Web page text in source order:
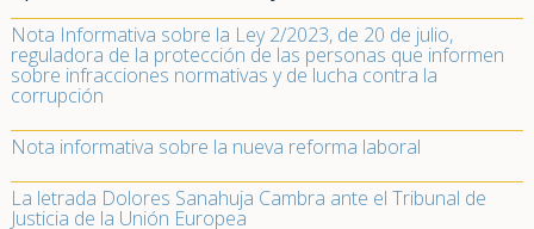
Nota Informativa sobre la Ley 2/2023, de 20 de julio,
reguladora de la protección de las personas que informen
sobre infracciones normativas y de lucha contra la
corrupción
Nota informativa sobre la nueva reforma laboral
La letrada Dolores Sanahuja Cambra ante el Tribunal de
Justicia de la Unión Europea